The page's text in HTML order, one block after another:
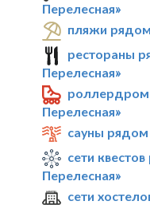
Перелесная»
пляжи
рестораны
Перелесная»
Перелесная»
сауны
сети
Перелесная»
сети